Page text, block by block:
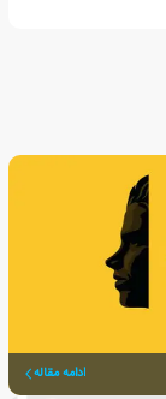
ادامه مقاله